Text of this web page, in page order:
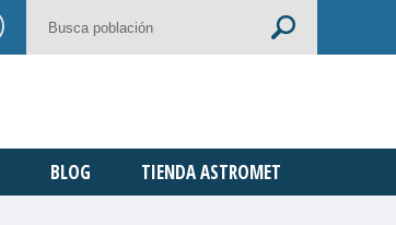
BLOG TIENDA ASTROMET